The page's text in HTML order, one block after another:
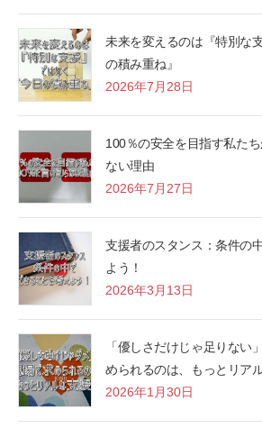
未来を変えるのは『特別な
の積み重ね』
2026年7月28日
100％の安全を目指す私た
ない理由
2026年7月27日
支援者のスタンス：条件の
よう！
2026年3月13日
「優しさだけじゃ足りない
められるのは、もっとリア
2026年1月30日